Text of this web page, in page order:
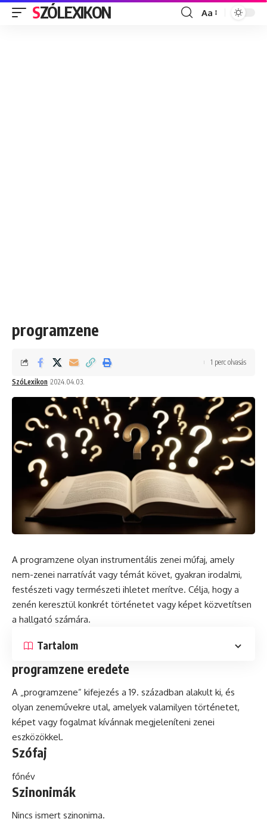
SZÓLEXIKON
Font
Aa
programzene
SzóLexikon 2024.04.03.
1 perc olvasás
A programzene olyan instrumentális zenei műfaj, amely
nem-zenei narratívát vagy témát követ, gyakran irodalmi,
festészeti vagy természeti ihletet merítve. Célja, hogy a
zenén keresztül konkrét történetet vagy képet közvetítsen
a hallgató számára.
Tartalom
programzene eredete
A „programzene” kifejezés a 19. században alakult ki, és
olyan zeneművekre utal, amelyek valamilyen történetet,
képet vagy fogalmat kívánnak megjeleníteni zenei
eszközökkel.
Szófaj
főnév
Szinonimák
Nincs ismert szinonima.